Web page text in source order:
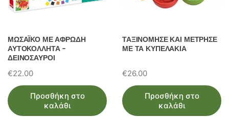
ΜΩΣΑΪΚΟ ΜΕ ΑΦΡΩΔΗ
ΑΥΤΟΚΟΛΛΗΤΑ –
ΔΕΙΝΟΣΑΥΡΟΙ
€22.00
Προσθήκη στο
καλάθι
ΤΑΞΙΝΟΜΗΣΕ ΚΑΙ ΜΕΤΡΗΣΕ
ΜΕ ΤΑ ΚΥΠΕΛΑΚΙΑ
€26.00
Προσθήκη στο
καλάθι